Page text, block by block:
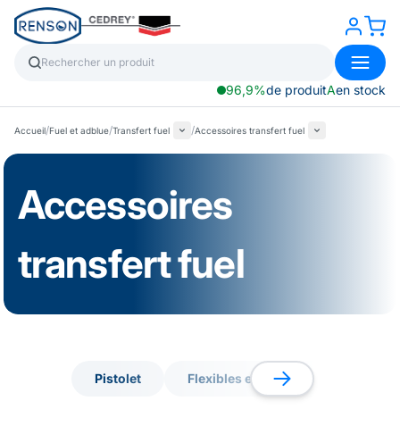
96,9%de produitAen stock
Accueil/Fuel et adblue/Transfert fuel /Accessoires transfert fuel
Accessoires
transfert fuel
Pistolet
Flexibles et raccords
Flexibles et raccords